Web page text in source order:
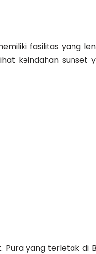
fasilitas yang
keindahan sunset
Pura yang terletak di